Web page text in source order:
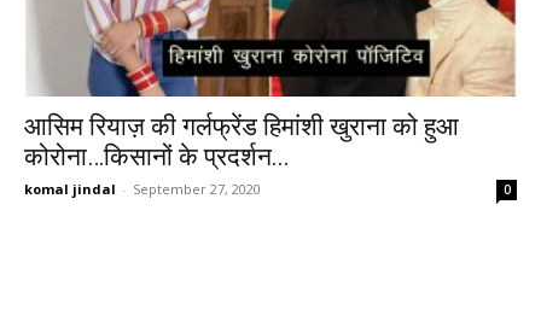
आसिम रियाज़ की गर्लफ्रेंड हिमांशी खुराना को हुआ
कोरोना…किसानों के प्रदर्शन...
komal jindal - September 27, 2020 0